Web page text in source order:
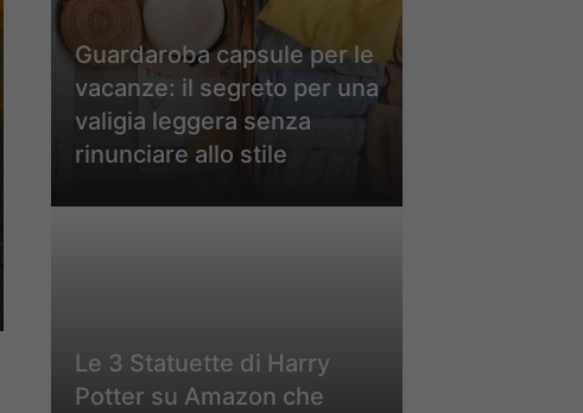
Guardaroba capsule per le
vacanze: il segreto per una
valigia leggera senza
rinunciare allo stile
Le 3 Statuette di Harry
Potter su Amazon che